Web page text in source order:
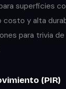
para superficies
costo y alta
para trivia de
(PIR)